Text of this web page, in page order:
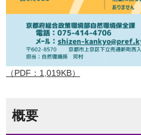
（PDF：1,019KB）
概要